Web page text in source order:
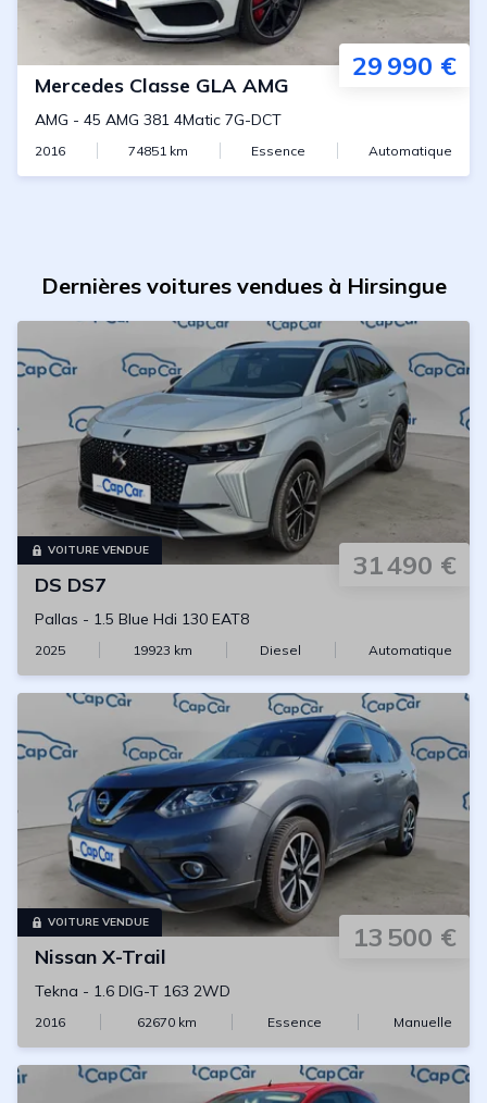
29 990 €
Mercedes Classe GLA AMG
AMG - 45 AMG 381 4Matic 7G-DCT
2016 74851 km Essence Automatique
Dernières voitures vendues à Hirsingue
VOITURE VENDUE 31 490 €
DS DS7
Pallas - 1.5 Blue Hdi 130 EAT8
2025 19923 km Diesel Automatique
VOITURE VENDUE 13 500 €
Nissan X-Trail
Tekna - 1.6 DIG-T 163 2WD
2016 62670km Essence Manuelle